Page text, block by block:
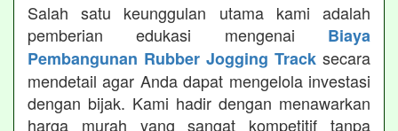
Salah satu keunggulan utama kami adalah
pemberian edukasi mengenai Biaya
Pembangunan Rubber Jogging Track secara
mendetail agar Anda dapat mengelola investasi
dengan bijak. Kami hadir dengan menawarkan
harga murah yang sangat kompetitif tanpa